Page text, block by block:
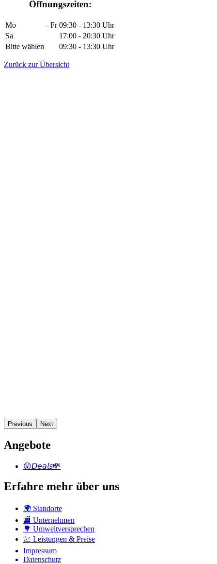
Öffnungszeiten:
Mo - Fr 09:30 - 13:30 Uhr
Sa
17:00 - 20:30 Uhr
Bitte wählen
09:30 - 13:30 Uhr
Zurück zur Übersicht
Previous Next
Angebote
😲𝘋𝘦𝘢𝘭𝘴💸
Erfahre mehr über uns
🌍 Standorte
🏬 Unternehmen
🌳 Umweltversprechen
💹 Leistungen & Preise
Impressum
Datenschutz